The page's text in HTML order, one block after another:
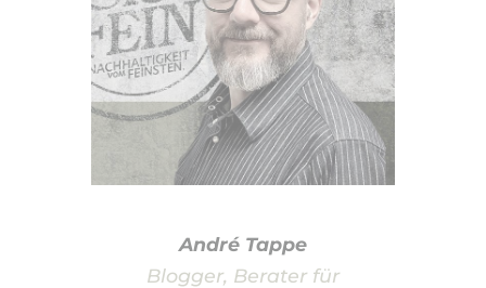
André Tappe
Blogger, Berater für